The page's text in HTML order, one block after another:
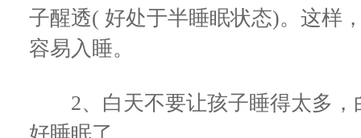
子醒透( 好处于半睡眠状态)。这样
容易入睡。
2、白天不要让孩子睡得太多，
好睡眠了。